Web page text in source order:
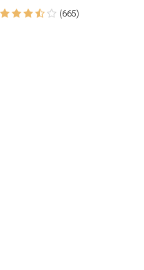
(665)